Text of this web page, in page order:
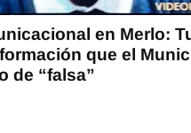
en Merlo:
que el
de “falsa”